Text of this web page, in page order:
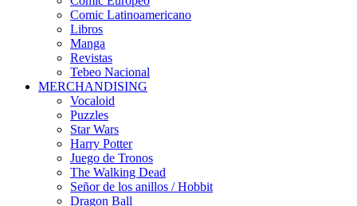
Comic Latinoamericano
Libros
Manga
Revistas
Tebeo Nacional
MERCHANDISING
Vocaloid
Puzzles
Star Wars
Harry Potter
Juego de Tronos
The Walking Dead
Señor de los anillos / Hobbit
Dragon Ball